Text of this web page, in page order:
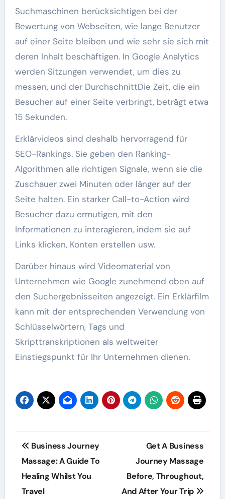
Suchmaschinen berücksichtigen bei der
Bewertung von Webseiten, wie lange Benutzer
auf einer Seite bleiben und wie sehr sie sich mit
deren Inhalt beschäftigen. In Google Analytics
werden Sitzungen verwendet, um dies zu
messen, und der DurchschnittDie Zeit, die ein
Besucher auf einer Seite verbringt, beträgt etwa
15 Sekunden.
Erklärvideos sind deshalb hervorragend für
SEO-Rankings. Sie geben den Ranking-
Algorithmen alle richtigen Signale, wenn sie die
Zuschauer zwei Minuten oder länger auf der
Seite halten. Ein starker Call-to-Action wird
Besucher dazu ermutigen, mit den
Informationen zu interagieren, indem sie auf
Links klicken, Konten erstellen usw.
Darüber hinaus wird Videomaterial von
Unternehmen wie Google zunehmend oben auf
den Suchergebnisseiten angezeigt. Ein Erklärfilm
kann mit der entsprechenden Verwendung von
Schlüsselwörtern, Tags und
Skripttranskriptionen als weltweiter
Einstiegspunkt für Ihr Unternehmen dienen.
Post
navigation
Business Journey
Massage: A Guide To
Healing Whilst You
Travel
Get A Business
Journey Massage
Before, Throughout,
And After Your Trip